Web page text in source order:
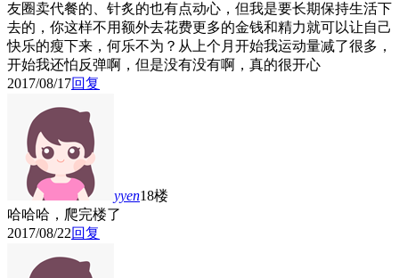
友圈卖代餐的、针炙的也有点动心，但我是要长期保持生活下
去的，你这样不用额外去花费更多的金钱和精力就可以让自己
快乐的瘦下来，何乐不为？从上个月开始我运动量减了很多，
开始我还怕反弹啊，但是没有没有啊，真的很开心
2017/08/17回复
yyen18楼
哈哈哈，爬完楼了
2017/08/22回复